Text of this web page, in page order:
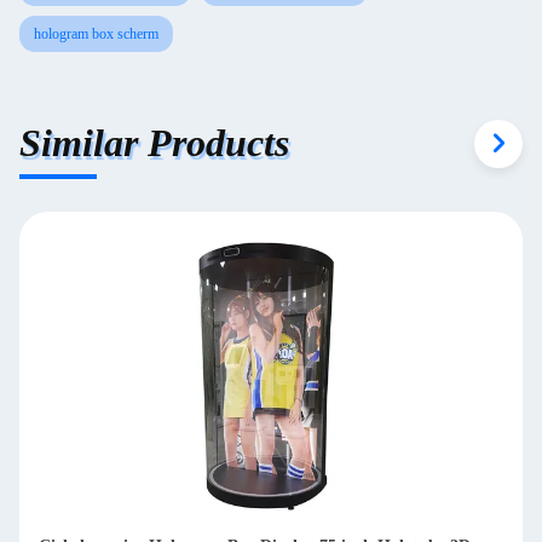
hologram box scherm
Similar Products